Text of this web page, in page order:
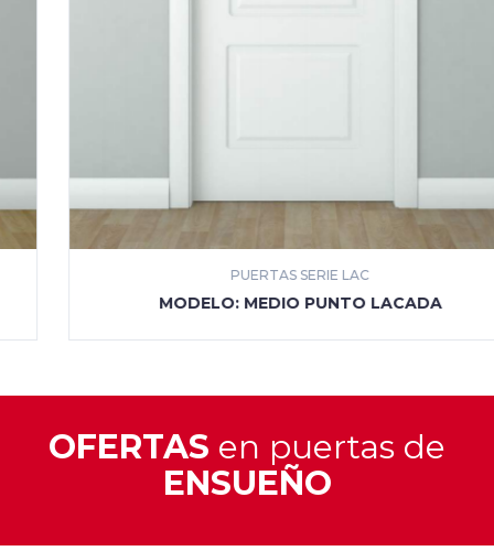
PUERTAS SERIE LAC
MODELO: MEDIO PUNTO LACADA
MÁS INFORMACIÓN
OFERTAS en puertas de
ENSUEÑO